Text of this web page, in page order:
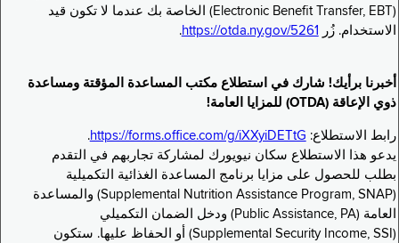
(Electronic Benefit Transfer, EBT) الخاصة بك عندما لا تكون قيد
الاستخدام. زُر
https://otda.ny.gov/5261
.
أخبرنا برأيك! شارك في استطلاع مكتب المساعدة المؤقتة ومساعدة
ذوي الإعاقة (OTDA) للمزايا العامة!
رابط الاستطلاع: https://forms.office.com/g/iXXyiDETtG
.
يدعو هذا الاستطلاع سكان نيويورك لمشاركة تجاربهم في التقدم
بطلب للحصول على مزايا برنامج المساعدة الغذائية التكميلية
(Supplemental Nutrition Assistance Program, SNAP) والمساعدة
العامة (Public Assistance, PA) ودخل الضمان التكميلي
(Supplemental Security Income, SSI) أو الحفاظ عليها. ستكون